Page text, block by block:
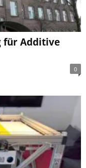
für Additive
0